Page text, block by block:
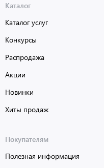
Каталог
Каталог услуг
Конкурсы
Распродажа
Акции
Новинки
Хиты продаж
Покупателям
Полезная информация